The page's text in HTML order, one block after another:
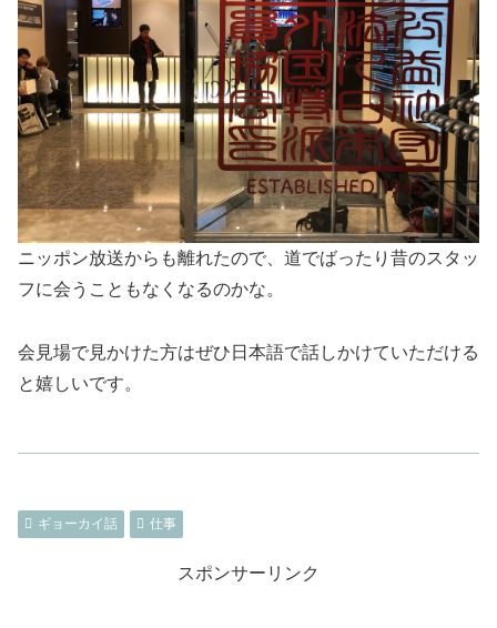
ニッポン放送からも離れたので、道でばったり昔のスタッ
フに会うこともなくなるのかな。
会見場で見かけた方はぜひ日本語で話しかけていただける
と嬉しいです。
ギョーカイ話 仕事
スポンサーリンク